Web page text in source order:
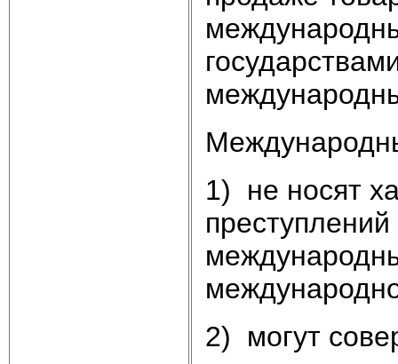
1) не носят
2) могут